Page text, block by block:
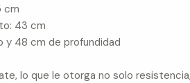
cm
43 cm
y 48 cm de profundidad
lo que le otorga no solo